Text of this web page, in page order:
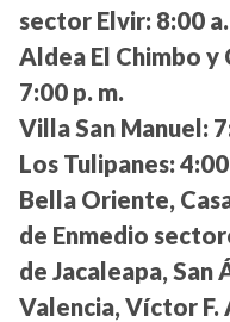
sector Elvir: 8:00
Aldea El Chimbo y
7:00 p. m.
Villa San Manuel:
Los Tulipanes:
Bella Oriente,
de Enmedio
de Jacaleapa, San
Valencia, Víctor F.